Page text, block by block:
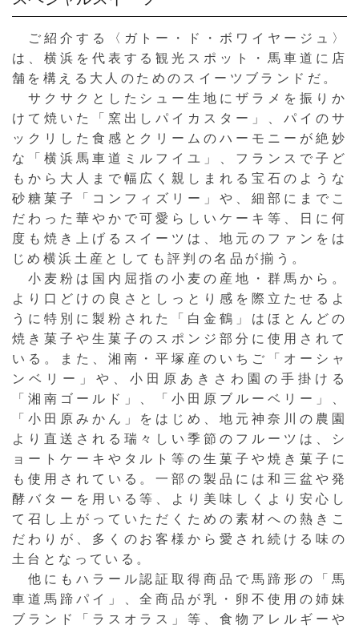
ご紹介する〈ガトー・ド・ボワイヤージュ〉
は、横浜を代表する観光スポット・馬車道に店
舗を構える大人のためのスイーツブランドだ。
サクサクとしたシュー生地にザラメを振りか
けて焼いた「窯出しパイカスター」、パイのサ
ックリした食感とクリームのハーモニーが絶妙
な「横浜馬車道ミルフイユ」、フランスで子ど
もから大人まで幅広く親しまれる宝石のような
砂糖菓子「コンフィズリー」や、細部にまでこ
だわった華やかで可愛らしいケーキ等、日に何
度も焼き上げるスイーツは、地元のファンをは
じめ横浜土産としても評判の名品が揃う。
小麦粉は国内屈指の小麦の産地・群馬から。
より口どけの良さとしっとり感を際立たせるよ
うに特別に製粉された「白金鶴」はほとんどの
焼き菓子や生菓子のスポンジ部分に使用されて
いる。また、湘南・平塚産のいちご「オーシャ
ンベリー」や、小田原あきさわ園の手掛ける
「湘南ゴールド」、「小田原ブルーベリー」、
「小田原みかん」をはじめ、地元神奈川の農園
より直送される瑞々しい季節のフルーツは、シ
ョートケーキやタルト等の生菓子や焼き菓子に
も使用されている。一部の製品には和三盆や発
酵バターを用いる等、より美味しくより安心し
て召し上がっていただくための素材への熱きこ
だわりが、多くのお客様から愛され続ける味の
土台となっている。
他にもハラール認証取得商品で馬蹄形の「馬
車道馬蹄パイ」、全商品が乳・卵不使用の姉妹
ブランド「ラスオラス」等、食物アレルギーや